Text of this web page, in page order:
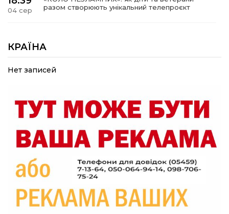
04 сер
разом створюють унікальний телепроєкт
04 сер
прикордоння до втраченого дому
19:36
Пишіть листи самому собі, або як уникнути
19:29
30 лип
«Все закінчиться, приїду й одружуся…»: Пам’яті
26-річного Захисника Богдана Ємця (ВІДЕО)
20:06
Паливо по 100 грн та ризик дефіциту: чому в
28 лип
Житлові сертифікати, підготовка до зими та
підтримка ВПО: підсумки засідання виконкому
Краснопільської селищної ради
КРАЇНА
Нет записей